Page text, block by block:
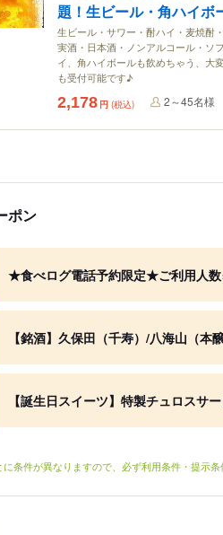
題！生ビール・角ハイボ
生ビール・サワー・酎ハイ・麦焼酎
実酒・日本酒・ノンアルコール・ソ
イ、角ハイボールも飲めちゃう、大
も受付可能です♪
2,178 円 (税込) 2～45名様
ポン
ポン
★食べログ電話予約限定★ご利用人
ポン
【銘酒】久保田（千寿）/八海山（本
ポン
【誕生日スイーツ】特製チュロスサ
条件が異なりますので、必ず利用条件・提示条